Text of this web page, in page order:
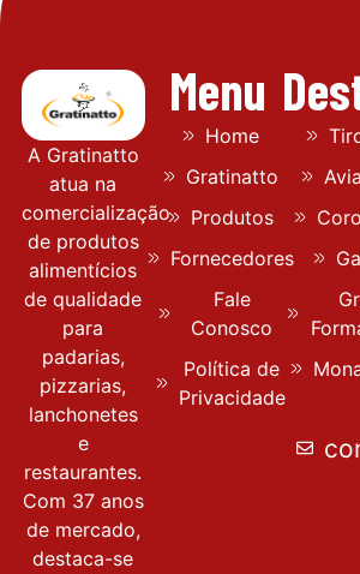
A Gratinatto
atua na
comercialização
de produtos
alimentícios
de qualidade
para
padarias,
pizzarias,
lanchonetes
e
restaurantes.
Com 37 anos
de mercado,
destaca-se
Menu
Home
Gratinatto
Produtos
Fornecedores
Fale
Conosco
Política de
Privacidade